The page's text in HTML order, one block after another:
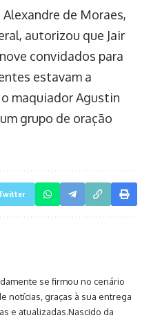
de Moraes,
autorizou que Jair
convidados para
estavam a
maquiador Agustin
grupo de oração
se firmou no cenário
notícias, graças à sua entrega
e atualizadas.Nascido da